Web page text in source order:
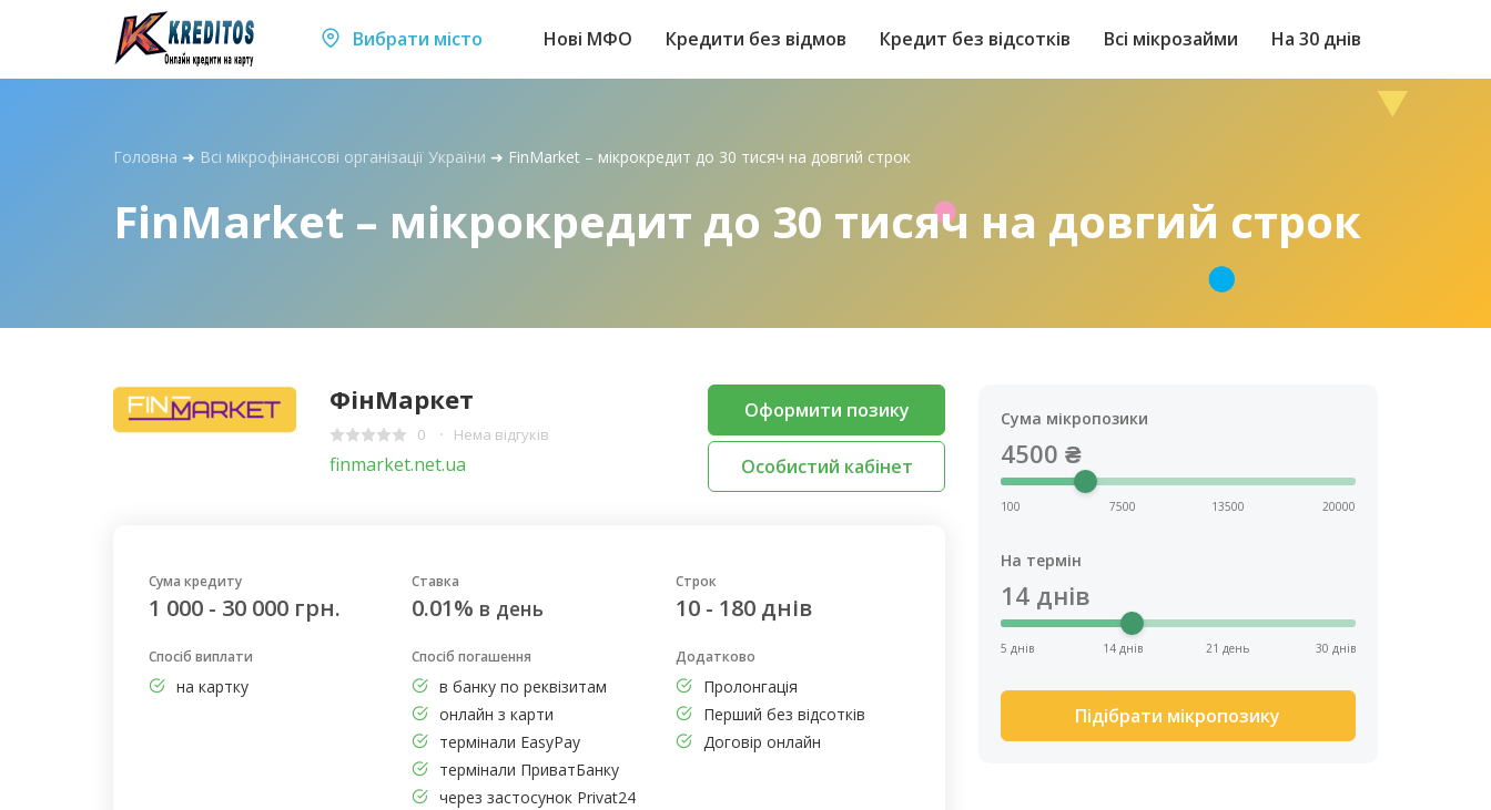
Вибрати місто Нові МФО Кредити без відмов Кредит без відсотків Всі мікрозайми На 30 днів
Головна ➜ Всі мікрофінансові організації України ➜ FinMarket – мікрокредит до 30 тисяч на довгий строк
FinMarket – мікрокредит до 30 тисяч на довгий строк
ФінМаркет
0 Нема відгуків
finmarket.net.ua
Оформити позику
Особистий кабінет
Сума кредиту
1 000 - 30 000 грн.
Ставка
0.01% в день
Строк
10 - 180 днів
Спосіб виплати
на картку
Спосіб погашення
в банку по реквізитам
онлайн з карти
термінали EasyPay
термінали ПриватБанку
через застосунок Privat24
Додатково
Пролонгація
Перший без відсотків
Договір онлайн
Сума мікропозики
4500 ₴
100 7500 13500 20000
На термін
14 днів
5 днів 14 днів 21 день 30 днів
Підібрати мікропозику